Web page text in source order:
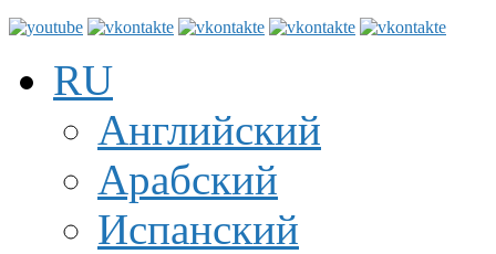
RU
Английский
Арабский
Испанский